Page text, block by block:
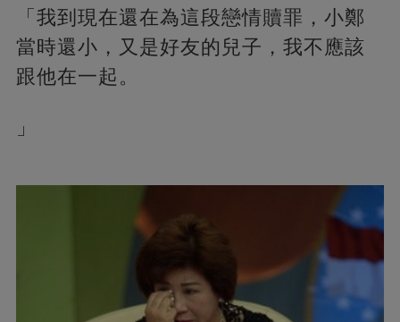
「我到現在還在為這段戀情贖罪，小鄭
當時還小，又是好友的兒子，我不應該
跟他在一起。
」